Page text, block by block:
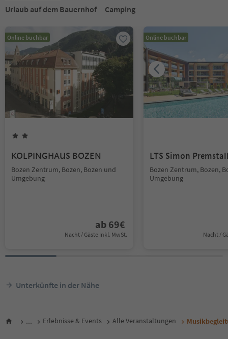
Urlaub auf dem Bauernhof
Camping
Online buchbar
KOLPINGHAUS BOZEN
Bozen Zentrum, Bozen, Bozen und
Umgebung
ab 69€
Nacht / Gäste Inkl. MwSt.
Online buchbar
LTS Simon
Bozen Zentrum, Bozen,
Umgebung
Nacht /
Unterkünfte in der Nähe
... Erlebnisse & Events Alle Veranstaltungen